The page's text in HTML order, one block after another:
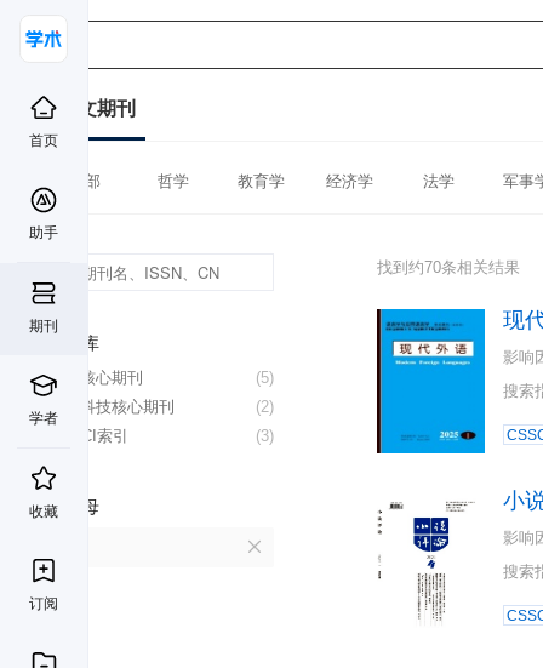
首页
助手
期刊
学者
收藏
订阅
中文期刊
全部 哲学 教育学 经济学 法学 军事
数据库
(5)
北大核心期刊
(2)
中国科技核心期刊
(3)
CSSCI索引
首字母
找到约70条相关结果
现
影响
搜索
小
影响
搜索